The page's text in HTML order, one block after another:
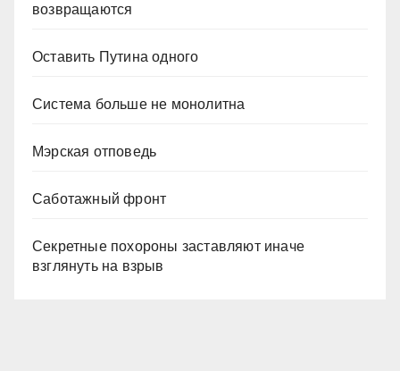
возвращаются
Оставить Путина одного
Система больше не монолитна
Мэрская отповедь
Саботажный фронт
Секретные похороны заставляют иначе
взглянуть на взрыв